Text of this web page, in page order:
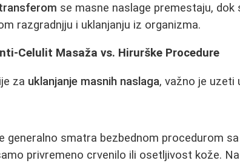
se masne naslage premestaju, dok
razgradnjju i uklanjanju iz organizma.
Celulit Masaža vs. Hirurške Procedure
za uklanjanje masnih naslaga, važno je uzeti
generalno smatra bezbednom procedurom
privremeno crvenilo ili osetljivost kože.